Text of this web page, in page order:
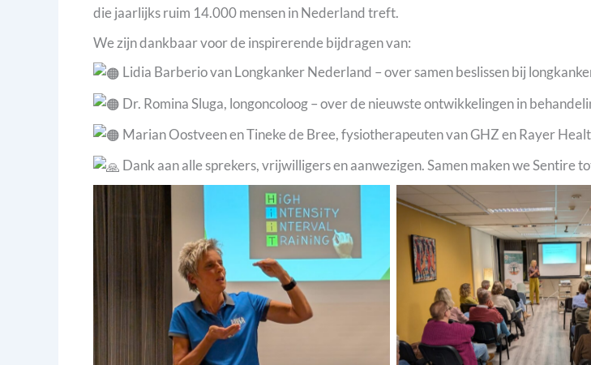
die jaarlijks ruim 14.000 mensen in Nederland treft.
We zijn dankbaar voor de inspirerende bijdragen van:
Lidia Barberio van Longkanker Nederland – over samen beslissen bij
Dr. Romina Sluga, longoncoloog – over de nieuwste ontwikkelingen in
Marian Oostveen en Tineke de Bree, fysiotherapeuten van GHZ en Rayer
Dank aan alle sprekers, vrijwilligers en aanwezigen. Samen maken we Sentire
Geen bijschrift